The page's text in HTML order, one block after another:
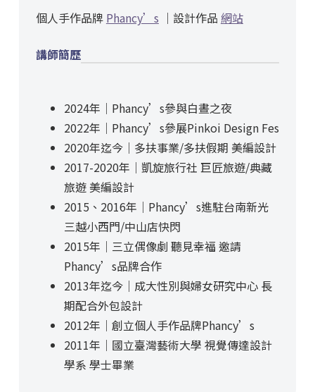
個人手作品牌 Phancy’s ｜設計作品 網站
講師簡歷
2024年｜Phancy’s參與白晝之夜
2022年｜Phancy’s參展Pinkoi Design Fes
2020年迄今｜多扶事業/多扶假期 美編設計
2017-2020年｜凱旋旅行社 巨匠旅遊/典藏
旅遊 美編設計
2015、2016年｜Phancy’s進駐台南新光
三越小西門/中山店快閃
2015年｜三立偶像劇 聽見幸福 邀請
Phancy’s品牌合作
2013年迄今｜成大性別與婦女研究中心 長
期配合外包設計
2012年｜創立個人手作品牌Phancy’s
2011年｜國立臺灣藝術大學 視覺傳達設計
學系 學士畢業